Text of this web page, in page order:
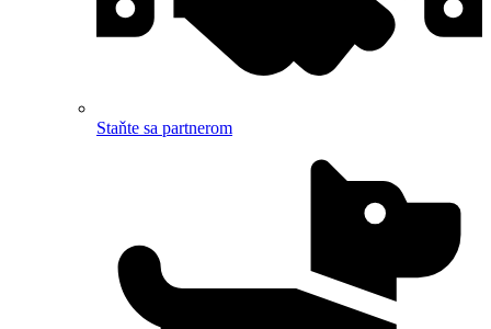
Staňte sa partnerom